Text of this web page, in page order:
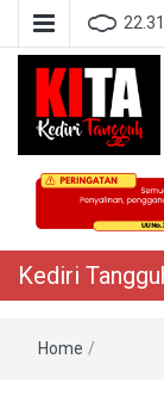
22.31
Berita Akurat
Kediri
Home /